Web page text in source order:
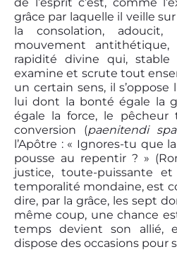
grâce par laquelle il veille
la consolation,
mouvement
rapidité divine qui,
examine et scrute tout
un certain sens, il
lui dont la bonté égale la
égale la force, le pêcheur
conversion (paenitendi
l’Apôtre : « Ignores-tu que
pousse au repentir ? »
justice, toute-puissante
temporalité mondaine, est
dire, par la grâce, les sept
même coup, une chance
temps devient son allié,
dispose des occasions pour